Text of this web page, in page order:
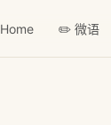
Home ✏️ 微语